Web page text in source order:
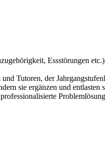
Essstörungen
Tutoren, der
sie ergänzen und